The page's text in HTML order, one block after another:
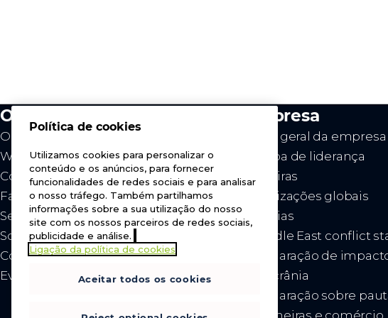
O que fazemos
O nosso valor
Westcon
Comstor
Fabricantes
Serviços
Sobre nós
Contacte-nos
Eventos
Empresa
Visão geral da empresa
Equipa de liderança
Carreiras
Localizações globais
Notícias
- Middle East conflict
- Declaração de
na Ucrânia
- Declaração sobre
aduaneiras e comércio
Política de cookies
Utilizamos cookies para personalizar o
conteúdo e os anúncios, para fornecer
funcionalidades de redes sociais e para analisar
o nosso tráfego. Também partilhamos
informações sobre a sua utilização do nosso
site com os nossos parceiros de redes sociais,
publicidade e análise.
Ligação da política de cookies
Aceitar todos os cookies